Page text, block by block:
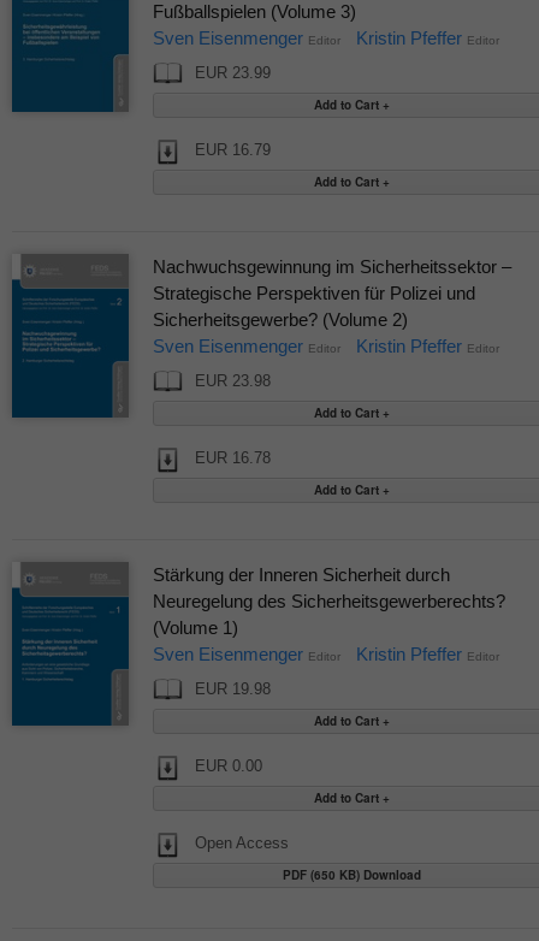
Fußballspielen (Volume 3)
Sven Eisenmenger Editor Kristin Pfeffer Editor
EUR 23.99
EUR 16.79
Nachwuchsgewinnung im Sicherheitssektor –
Strategische Perspektiven für Polizei und
Sicherheitsgewerbe? (Volume 2)
Sven Eisenmenger Editor Kristin Pfeffer Editor
EUR 23.98
EUR 16.78
Stärkung der Inneren Sicherheit durch
Neuregelung des Sicherheitsgewerberechts?
(Volume 1)
Sven Eisenmenger Editor Kristin Pfeffer Editor
EUR 19.98
EUR 0.00
Open Access
PDF (650 KB) Download